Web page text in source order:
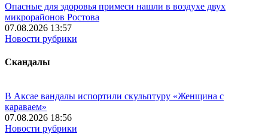
Опасные для здоровья примеси нашли в воздухе двух
микрорайонов Ростова
07.08.2026 13:57
Новости рубрики
Скандалы
В Аксае вандалы испортили скульптуру «Женщина с
караваем»
07.08.2026 18:56
Новости рубрики